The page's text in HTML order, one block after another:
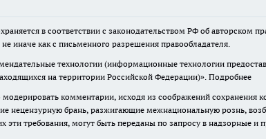
в соответствии с законодательством РФ об
иначе как с письменного разрешения правообладателя.
технологии (информационные технологии
на территории Российской Федерации)». Подробнее
комментарии, исходя из соображений
нецензурную брань, разжигающие межнациональную рознь,
эти требования, могут быть переданы по запросу в надзорные и